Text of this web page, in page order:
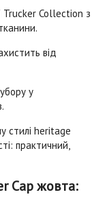
Trucker Collection з
від
у
стилі heritage
практичний,
Cap жовта: